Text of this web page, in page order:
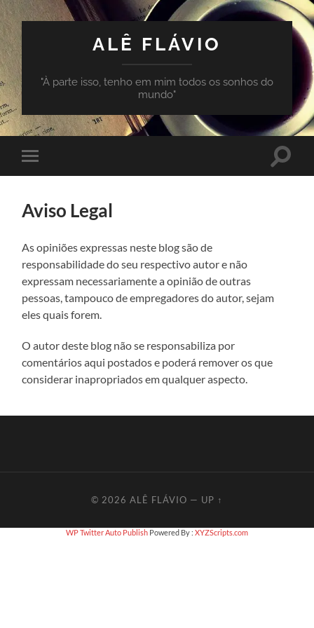
ALÊ FLÁVIO
"À parte isso, tenho em mim todos os sonhos do
mundo"
Toggle
mobile
Toggle
Aviso Legal
As opiniões expressas neste blog são de
responsabilidade do seu respectivo autor e não
expressam necessariamente a opinião de outras
pessoas, tampouco de empregadores do autor, sejam
eles quais forem.
O autor deste blog não se responsabiliza por
comentários aqui postados e poderá remover os que
considerar inapropriados em qualquer aspecto.
© 2026 ALÊ FLÁVIO — UP ↑
WP Twitter Auto Publish Powered By : XYZScripts.com